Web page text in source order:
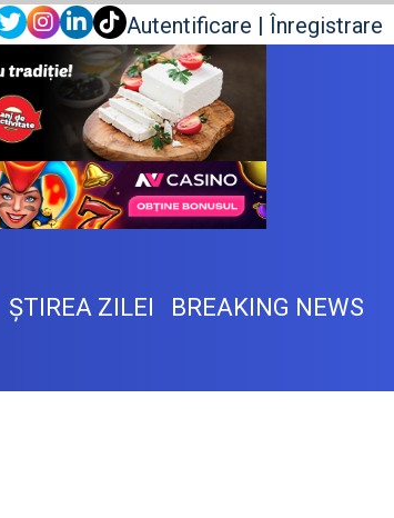
Autentificare | Înregistrare
ŞTIREA ZILEI BREAKING NEWS